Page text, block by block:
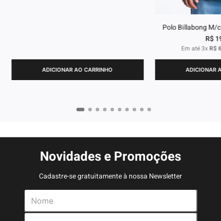
ADICIONAR AO CARRINHO
Polo Billabong M/
R$
Em até3x R$
ADICIONAR
Novidades e Promoções
Cadastre-se gratuitamente à nossa Newsletter